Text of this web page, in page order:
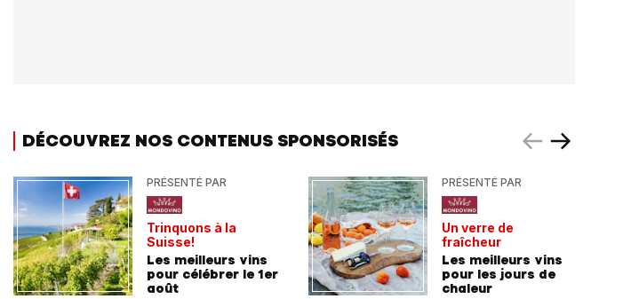
DÉCOUVREZ NOS CONTENUS SPONSORISÉS
PRÉSENTÉ PAR
Trinquons à la
Suisse!
Les meilleurs vins
pour célébrer le 1er
août
PRÉSENTÉ PAR
Un verre de
fraîcheur
Les meilleurs vins
pour les jours de
chaleur